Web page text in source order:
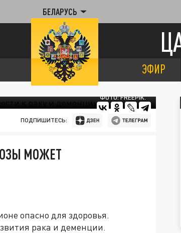
БЕЛАРУСЬ
ЭФИР
ФОТО: FREEPIK.
ПОДПИШИТЕСЬ:
МОЖЕТ
опасно для здоровья.
рака и деменции.